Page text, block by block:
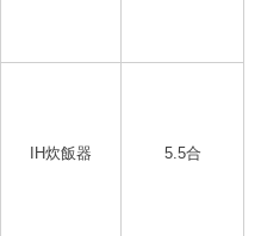
IH炊飯器 5.5合